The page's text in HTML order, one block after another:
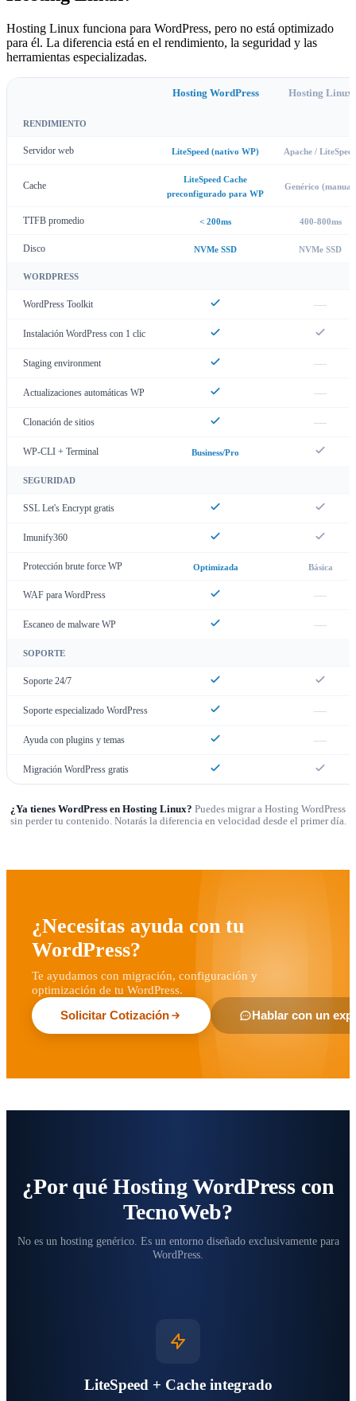
Hosting Linux funciona para WordPress, pero no está optimizado
para él. La diferencia está en el rendimiento, la seguridad y las
herramientas especializadas.
Hosting WordPress Hosting Linux
RENDIMIENTO
Servidor web LiteSpeed (nativo WP) Apache / LiteSpeed
Cache
LiteSpeed Cache
preconfigurado para WP
Genérico (manual)
TTFB promedio < 200ms 400-800ms
Disco NVMe SSD NVMe SSD
WORDPRESS
WordPress Toolkit —
Instalación WordPress con 1 clic
Staging environment —
Actualizaciones automáticas WP —
Clonación de sitios —
WP-CLI + Terminal Business/Pro
SEGURIDAD
SSL Let's Encrypt gratis
Imunify360
Protección brute force WP Optimizada Básica
WAF para WordPress —
Escaneo de malware WP —
SOPORTE
Soporte 24/7
Soporte especializado WordPress —
Ayuda con plugins y temas —
Migración WordPress gratis
¿Ya tienes WordPress en Hosting Linux? Puedes migrar a Hosting WordPress
sin perder tu contenido. Notarás la diferencia en velocidad desde el primer día.
¿Necesitas ayuda con tu
WordPress?
Te ayudamos con migración, configuración y
optimización de tu WordPress.
Solicitar Cotización
Hablar con un
¿Por qué Hosting WordPress con
TecnoWeb?
No es un hosting genérico. Es un entorno diseñado exclusivamente para
WordPress.
LiteSpeed + Cache integrado